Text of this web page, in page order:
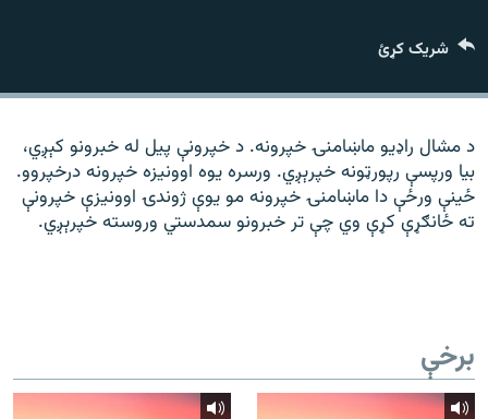
موږ وڅارئ
د ازادې اروپا راډیو ټولې ووبپاڼې
شریک کړئ
د مشال راډیو ماښامنۍ خپرونه. د خپرونې پیل له خبرونو کېږي،
بیا ورپسې رپورټونه خپرېږي. ورسره یوه اوونیزه خپرونه درخپروو.
ځینې ورځې دا ماښامنۍ خپرونه مو یوې ژوندۍ اوونیزې خپرونې
ته ځانګړې کړې وي چې تر خبرونو سمدستي وروسته خپرېږي.
برخې